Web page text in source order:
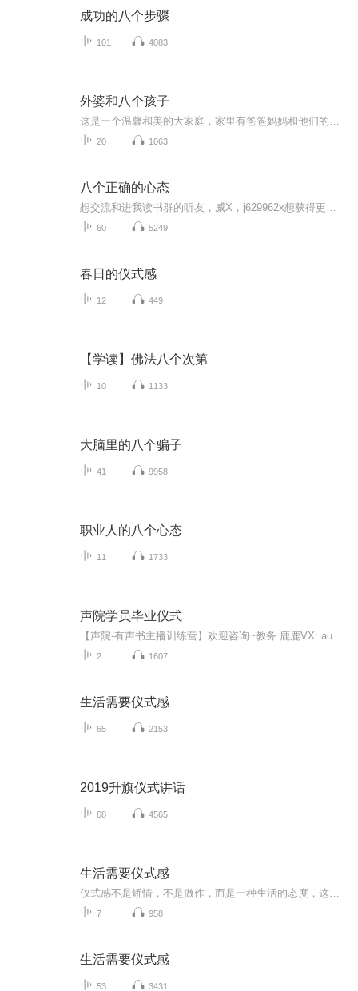
成功的八个步骤
101 4083
外婆和八个孩子
20 1063
八个正确的心态
60 5249
春日的仪式感
12 449
【学读】佛法八个次第
10 1133
大脑里的八个骗子
41 9958
职业人的八个心态
11 1733
声院学员毕业仪式
2 1607
生活需要仪式感
65 2153
2019升旗仪式讲话
68 4565
生活需要仪式感
7 958
生活需要仪式感
53 3431